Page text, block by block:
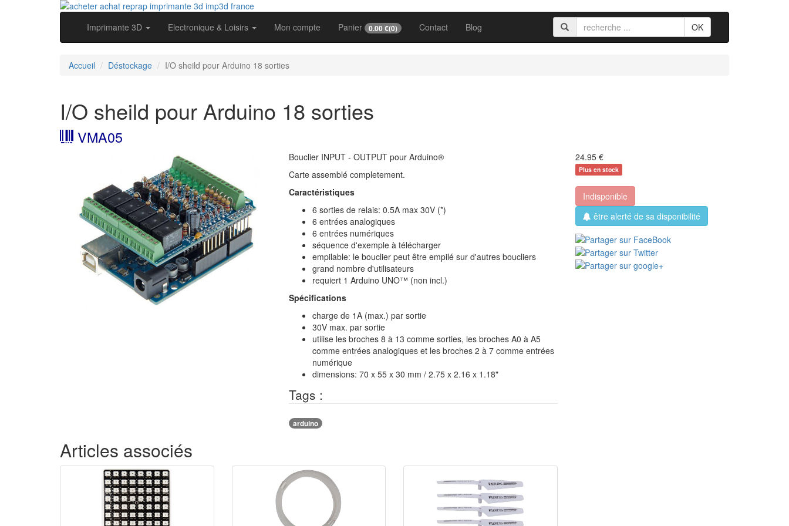
Imprimante 3D Electronique & Loisirs Mon compte Panier 0.00 €(0) Contact Blog OK
Accueil Déstockage I/O sheild pour Arduino 18 sorties
I/O sheild pour Arduino 18 sorties
VMA05
Bouclier INPUT - OUTPUT pour Arduino®
Carte assemblé completement.
Caractéristiques
6 sorties de relais: 0.5A max 30V (*)
6 entrées analogiques
6 entrées numériques
séquence d'exemple à télécharger
empilable: le bouclier peut être empilé sur d'autres boucliers
grand nombre d'utilisateurs
requiert 1 Arduino UNO™ (non incl.)
Spécifications
charge de 1A (max.) par sortie
30V max. par sortie
utilise les broches 8 à 13 comme sorties, les broches A0 à A5
comme entrées analogiques et les broches 2 à 7 comme entrées
numérique
dimensions: 70 x 55 x 30 mm / 2.75 x 2.16 x 1.18"
Tags :
arduino
24.95 €
Plus en stock
Indisponible
être alerté de sa disponibilité
Articles associés